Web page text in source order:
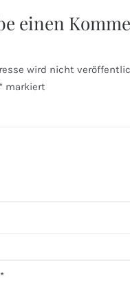
einen
wird nicht
* markiert
*